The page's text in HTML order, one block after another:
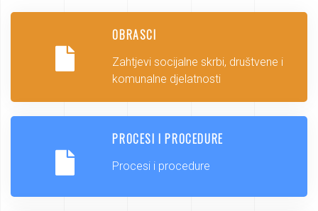
OBRASCI
Zahtjevi socijalne skrbi, društvene i
komunalne djelatnosti
PROCESI I PROCEDURE
Procesi i procedure